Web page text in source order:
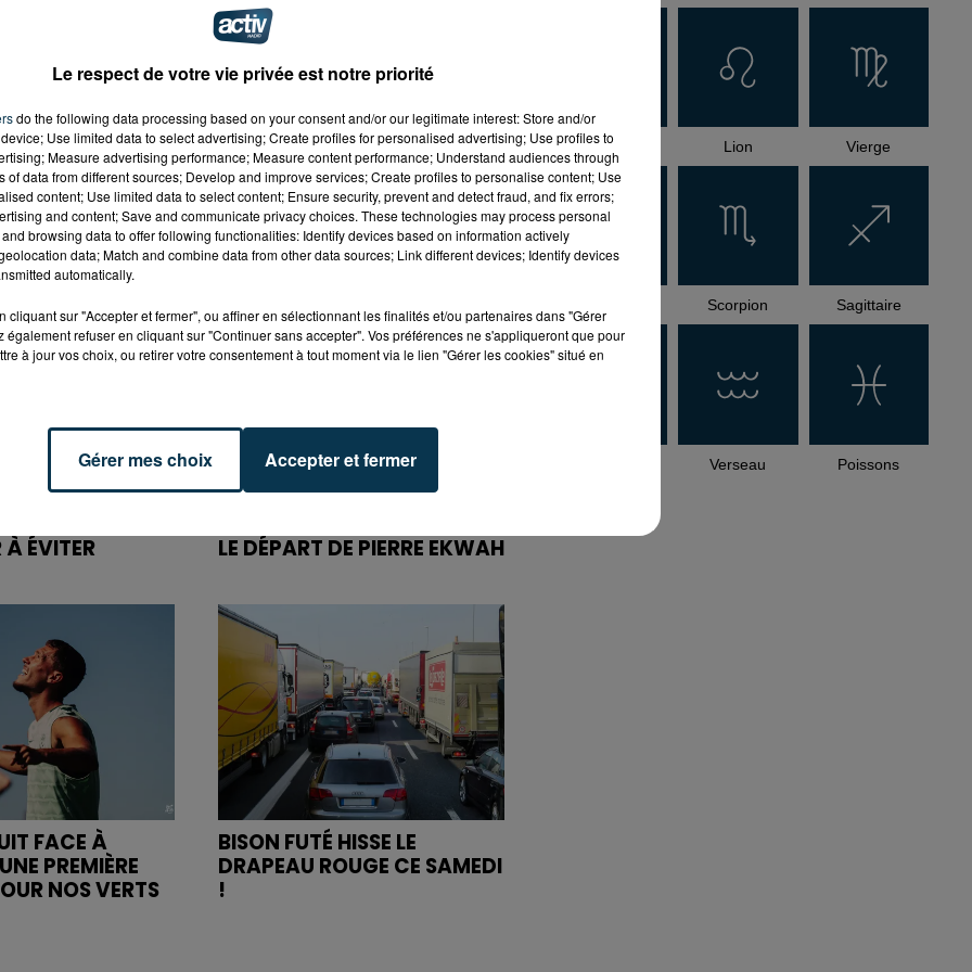
est un véhicule robuste !
: DÉPART DE
À ÉVITER
ASSE : UN COMMUNIQUÉ
LE DÉPART DE PIERRE EKWAH
FACE À
PREMIÈRE
NOS VERTS
BISON FUTÉ HISSE LE
DRAPEAU ROUGE CE SAMEDI
!
Cancer Lion Vierge
Scorpion Sagittaire
Verseau Poissons
Le respect de votre vie privée est notre priorité
do the following data processing based on your consent and/or our legitimate interest: Store and/or
Use limited data to select advertising; Create profiles for personalised advertising; Use profiles to
Measure advertising performance; Measure content performance; Understand audiences through
of data from different sources; Develop and improve services; Create profiles to personalise content; Use
content; Use limited data to select content; Ensure security, prevent and detect fraud, and fix errors;
and content; Save and communicate privacy choices. These technologies may process personal
browsing data to offer following functionalities: Identify devices based on information actively
data; Match and combine data from other data sources; Link different devices; Identify devices
automatically.
cliquant sur "Accepter et fermer", ou affiner en sélectionnant les finalités et/ou partenaires dans "Gérer
également refuser en cliquant sur "Continuer sans accepter". Vos préférences ne s'appliqueront que pour
à jour vos choix, ou retirer votre consentement à tout moment via le lien "Gérer les cookies" situé en
Gérer mes choix Accepter et fermer